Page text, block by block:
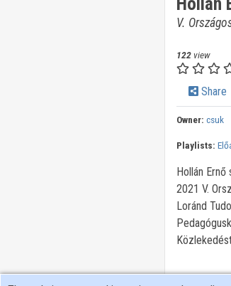
V.
122view
Share
Owner: csuk
Playlists:
Hollán
2021 V.
Loránd